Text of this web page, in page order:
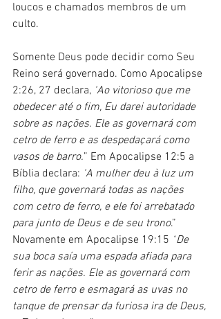
loucos e chamados membros de um
culto.
Somente Deus pode decidir como Seu
Reino será governado. Como Apocalipse
2:26, 27 declara, “Ao vitorioso que me
obedecer até o fim, Eu darei autoridade
sobre as nações. Ele as governará com
cetro de ferro e as despedaçará como
vasos de barro.” Em Apocalipse 12:5 a
Bíblia declara: “A mulher deu à luz um
filho, que governará todas as nações
com cetro de ferro, e ele foi arrebatado
para junto de Deus e de seu trono.”
Novamente em Apocalipse 19:15 “De
sua boca saía uma espada afiada para
ferir as nações. Ele as governará com
cetro de ferro e esmagará as uvas no
tanque de prensar da furiosa ira de Deus,